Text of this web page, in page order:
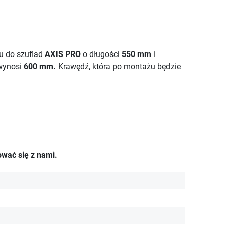
do szuflad AXIS PRO o długości 550 mm i
600 mm. Krawędź, która po montażu będzie
się z nami.